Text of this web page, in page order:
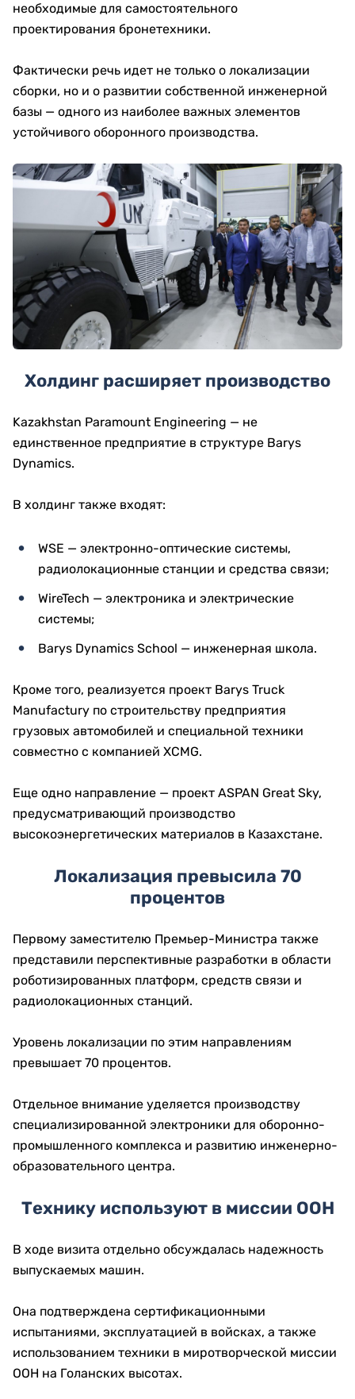
необходимые для самостоятельного
проектирования бронетехники.
Фактически речь идет не только о локализации
сборки, но и о развитии собственной инженерной
базы — одного из наиболее важных элементов
устойчивого оборонного производства.
Холдинг расширяет производство
Kazakhstan Paramount Engineering — не
единственное предприятие в структуре Barys
Dynamics.
В холдинг также входят:
WSE — электронно-оптические системы,
радиолокационные станции и средства связи;
WireTech — электроника и электрические
системы;
Barys Dynamics School — инженерная школа.
Кроме того, реализуется проект Barys Truck
Manufactury по строительству предприятия
грузовых автомобилей и специальной техники
совместно с компанией XCMG.
Еще одно направление — проект ASPAN Great Sky,
предусматривающий производство
высокоэнергетических материалов в Казахстане.
Локализация превысила 70
процентов
Первому заместителю Премьер-Министра также
представили перспективные разработки в области
роботизированных платформ, средств связи и
радиолокационных станций.
Уровень локализации по этим направлениям
превышает 70 процентов.
Отдельное внимание уделяется производству
специализированной электроники для оборонно-
промышленного комплекса и развитию инженерно-
образовательного центра.
Технику используют в миссии ООН
В ходе визита отдельно обсуждалась надежность
выпускаемых машин.
Она подтверждена сертификационными
испытаниями, эксплуатацией в войсках, а также
использованием техники в миротворческой миссии
ООН на Голанских высотах.